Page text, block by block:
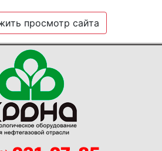
просмотр сайта